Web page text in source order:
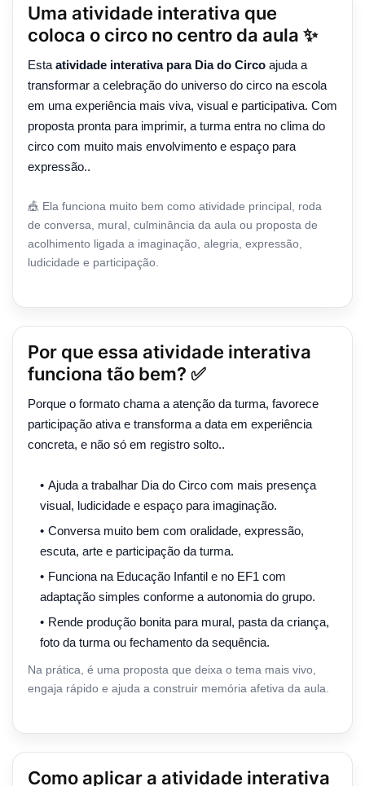
Uma atividade interativa que
coloca o circo no centro da aula ✨
Esta atividade interativa para Dia do Circo ajuda a
transformar a celebração do universo do circo na escola
em uma experiência mais viva, visual e participativa. Com
proposta pronta para imprimir, a turma entra no clima do
circo com muito mais envolvimento e espaço para
expressão..
🎪 Ela funciona muito bem como atividade principal, roda
de conversa, mural, culminância da aula ou proposta de
acolhimento ligada a imaginação, alegria, expressão,
ludicidade e participação.
Por que essa atividade interativa
funciona tão bem? ✅
Porque o formato chama a atenção da turma, favorece
participação ativa e transforma a data em experiência
concreta, e não só em registro solto..
Ajuda a trabalhar Dia do Circo com mais presença
visual, ludicidade e espaço para imaginação.
Conversa muito bem com oralidade, expressão,
escuta, arte e participação da turma.
Funciona na Educação Infantil e no EF1 com
adaptação simples conforme a autonomia do grupo.
Rende produção bonita para mural, pasta da criança,
foto da turma ou fechamento da sequência.
Na prática, é uma proposta que deixa o tema mais vivo,
engaja rápido e ajuda a construir memória afetiva da aula.
Como aplicar a atividade interativa